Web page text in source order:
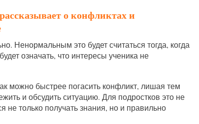
о конфликтах и
Ненормальным это будет считаться тогда, когда
означать, что интересы ученика не
можно быстрее погасить конфликт, лишая тем
и обсудить ситуацию. Для подростков это не
не только получать знания, но и правильно